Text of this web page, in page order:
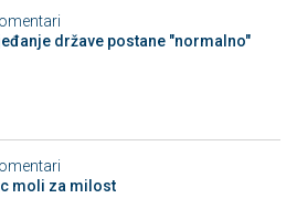
države postane "normalno"
moli za milost